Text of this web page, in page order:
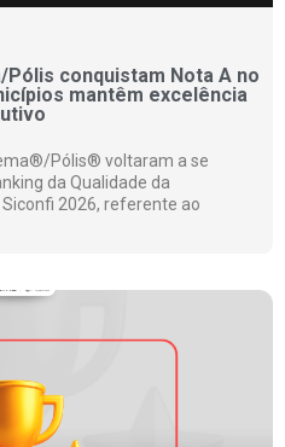
conquistam Nota A no
mantêm excelência
Pólis® voltaram a se
da Qualidade da
2026, referente ao